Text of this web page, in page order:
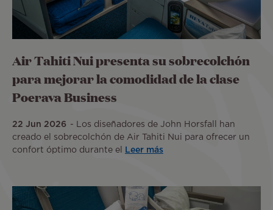
Air Tahiti Nui presenta su sobrecolchón
para mejorar la comodidad de la clase
Poerava Business
22 Jun 2026
Los diseñadores de John Horsfall han
creado el sobrecolchón de Air Tahiti Nui para ofrecer un
confort óptimo durante el
Leer más